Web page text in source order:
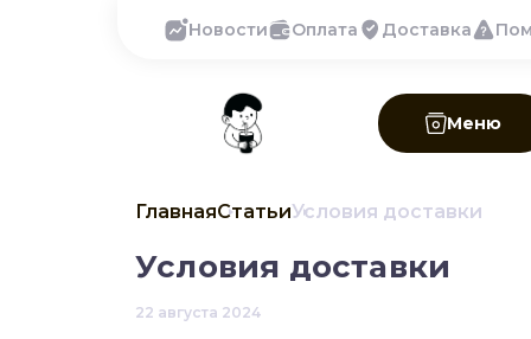
Новости Оплата Доставка
Меню
ГлавнаяСтатьиУсловия доставки
Условия доставки
22 августа 2024